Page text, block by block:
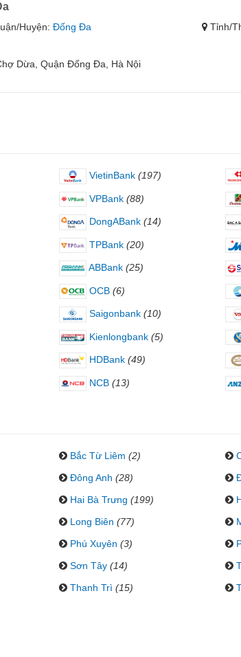
Huyện: Đống Đa Tỉnh/
Dừa, Quận Đống Đa, Hà Nội
VietinBank (197)
VPBank (88)
DongABank (14)
TPBank (20)
ABBank (25)
OCB (6)
Saigonbank (10)
Kienlongbank (5)
HDBank (49)
NCB (13)
Bắc Từ Liêm (2)
Đông Anh (28)
Hai Bà Trưng (199)
Long Biên (77)
Phú Xuyên (3)
Sơn Tây (14)
Thanh Trì (15)